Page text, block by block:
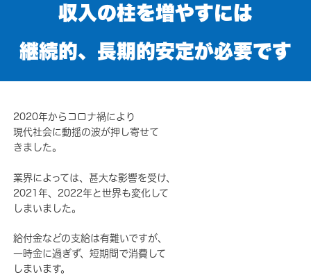
収入の柱を増やすには
継続的、長期的安定が必要です
2020年からコロナ禍により
現代社会に動揺の波が押し寄せて
きました。
業界によっては、甚大な影響を受け、
2021年、2022年と世界も変化して
しまいました。
給付金などの支給は有難いですが、
一時金に過ぎず、短期間で消費して
しまいます。